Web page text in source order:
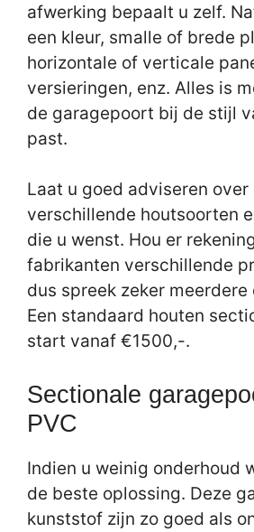
afwerking bepaalt u zelf.
een kleur, smalle of brede
horizontale of verticale
versieringen, enz. Alles is
de garagepoort bij de stijl
past.
Laat u goed adviseren over
verschillende houtsoorten
die u wenst. Hou er
fabrikanten verschillende
dus spreek zeker meerdere
Een standaard houten
start vanaf €1500,-.
Sectionale
PVC
Indien u weinig onderhoud
de beste oplossing. Deze
kunststof zijn zo goed als